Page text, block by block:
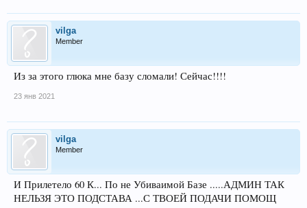
vilga
Member
Из за этого глюка мне базу сломали! Сейчас!!!!
23 янв 2021
vilga
Member
И Прилетело 60 К... По не Убиваимой Базе .....АДМИН ТАК
НЕЛЬЗЯ ЭТО ПОДСТАВА ...С ТВОЕЙ ПОДАЧИ ПОМОЩ